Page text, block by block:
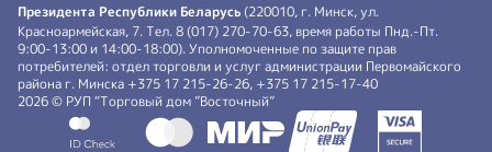
Президента Республики Беларусь (220010, г. Минск, ул.
Красноармейская, 7. Тел. 8 (017) 270-70-63, время работы Пнд.-Пт.
9:00-13:00 и 14:00-18:00). Уполномоченные по защите прав
потребителей: отдел торговли и услуг администрации Первомайского
района г. Минска +375 17 215-26-26, +375 17 215-17-40
2026 © РУП “Торговый дом ”Восточный”